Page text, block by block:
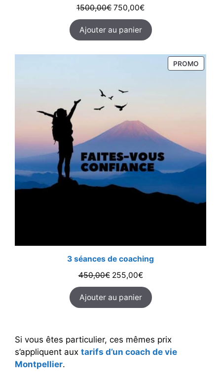
1500,00€ Le
prix
initial
était :
1500,00€.
750,00€Le
prix
actuel
est :
750,00€.
Ajouter au panier
PROMO
EN
3 séances de coaching
450,00€ Le
prix
initial
était :
255,00€Le
prix
actuel
est :
Ajouter au panier
Si vous êtes particulier, ces mêmes prix
s’appliquent aux tarifs d’un coach de vie
Montpellier.